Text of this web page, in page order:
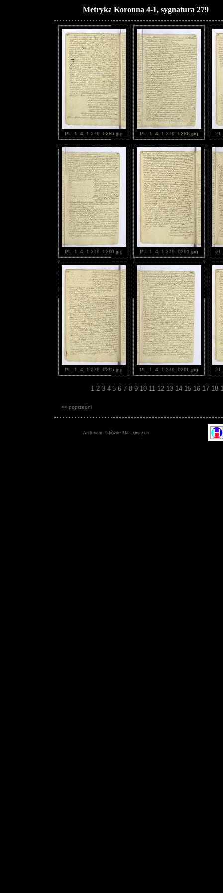
Metryka Koronna 4-1, sygnatura 279
PL_1_4_1-279_0285.jpg PL_1_4_1-279_0286.jpg
PL_1_4_1-279_0290.jpg PL_1_4_1-279_0291.jpg
PL_1_4_1-279_0295.jpg PL_1_4_1-279_0296.jpg
1 2 3 4 5 6 7 8 9 10 11 12 13 14 15 16 17 18
<< poprzedni
Archiwum Główne Akt Dawnych